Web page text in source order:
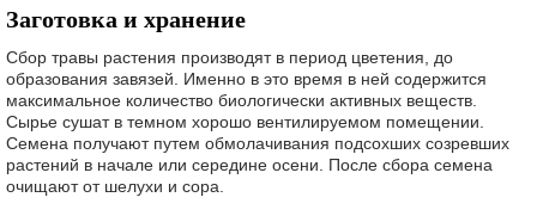
Заготовка и хранение
Сбор травы растения производят в период цветения, до
образования завязей. Именно в это время в ней содержится
максимальное количество биологически активных веществ.
Сырье сушат в темном хорошо вентилируемом помещении.
Семена получают путем обмолачивания подсохших созревших
растений в начале или середине осени. После сбора семена
очищают от шелухи и сора.